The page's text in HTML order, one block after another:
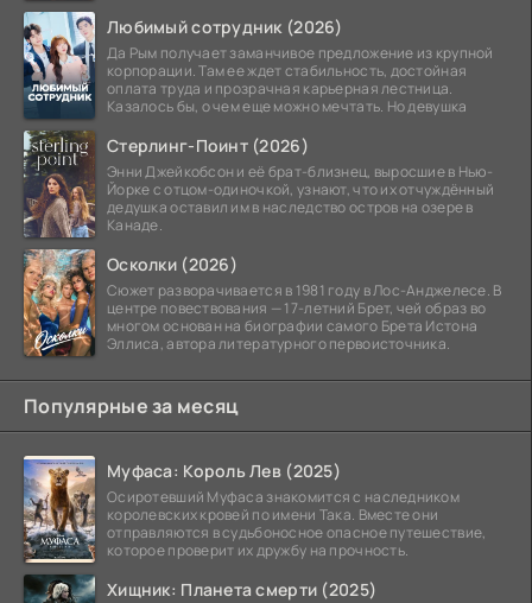
Любимый сотрудник (2026)
Да Рым получает заманчивое предложение из крупной
корпорации. Там ее ждет стабильность, достойная
оплата труда и прозрачная карьерная лестница.
Казалось бы, о чем еще можно мечтать. Но девушка
Стерлинг-Поинт (2026)
Энни Джейкобсон и её брат-близнец, выросшие в Нью-
Йорке с отцом-одиночкой, узнают, что их отчуждённый
дедушка оставил им в наследство остров на озере в
Канаде.
Осколки (2026)
Сюжет разворачивается в 1981 году в Лос-Анджелесе. В
центре повествования — 17-летний Брет, чей образ во
многом основан на биографии самого Брета Истона
Эллиса, автора литературного первоисточника.
Популярные за месяц
Муфаса: Король Лев (2025)
Осиротевший Муфаса знакомится с наследником
королевских кровей по имени Така. Вместе они
отправляются в судьбоносное опасное путешествие,
которое проверит их дружбу на прочность.
Хищник: Планета смерти (2025)